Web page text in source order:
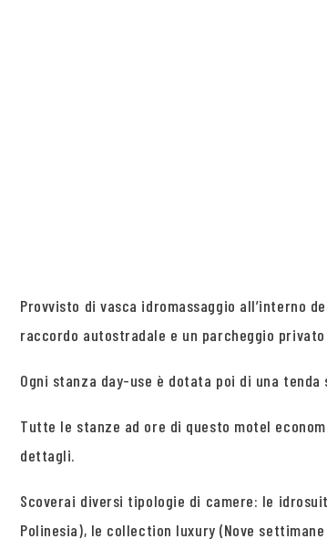
Provvisto di vasca idromassaggio all’interno
raccordo autostradale e un parcheggio
Ogni stanza day-use è dotata poi di una
Tutte le stanze ad ore di questo motel
dettagli.
Scoverai diversi tipologie di camere: le
Polinesia), le collection luxury (Nove